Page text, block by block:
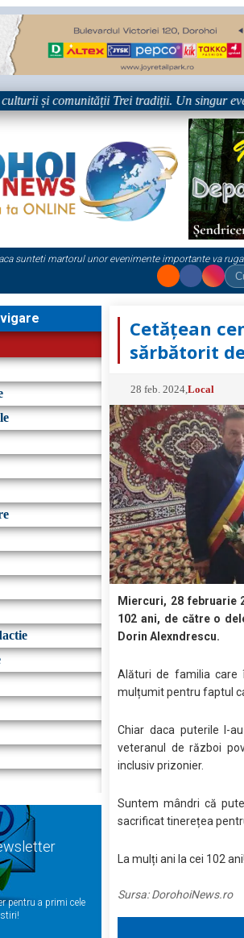
comunității Trei tradiții. Un singur
sunteti martorul unor evenimente importante va
pentru a primi cele
Cetățean
sărbătorit
28 feb. 2024 ,Local
Miercuri, 28 februarie
102 ani, de către o
Dorin Alexndrescu.
Alături de familia care
mulțumit pentru faptul
Chiar daca puterile l-
veteranul de război
inclusiv prizonier.
Suntem mândri că
sacrificat tinerețea
La mulți ani la cei 102 ani!
Sursa:DorohoiNews.ro